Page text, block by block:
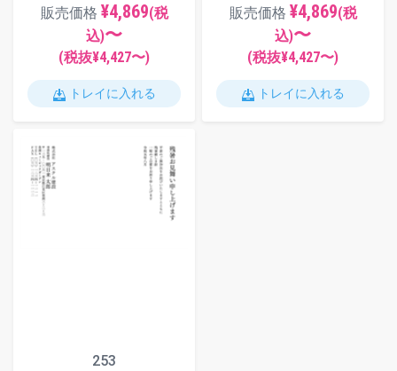
販売価格 ¥4,869(税
込)〜
(税抜¥4,427〜)
トレイに入れる
販売価格 ¥4,869(税
込)〜
(税抜¥4,427〜)
トレイに入れる
253